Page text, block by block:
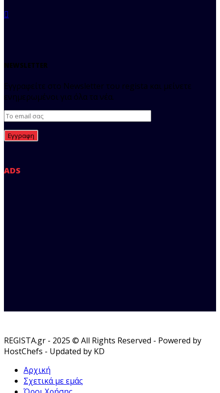
NEWSLETTER
Εγγραφείτε στο Newsletter του regista και μείνετε
ενημερωμένοι για όλα τα νέα.
ADS
REGISTA.gr - 2025 © All Rights Reserved - Powered by
HostChefs - Updated by KD
Αρχική
Σχετικά με εμάς